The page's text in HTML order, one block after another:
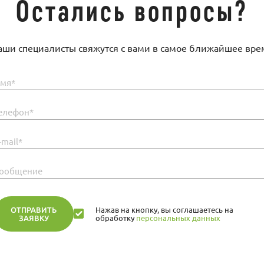
Остались вопросы?
специалисты свяжутся с вами в самое ближайшее
mail*
ОТПРАВИТЬ
ЗАЯВКУ
Нажав на кнопку, вы соглашаетесь на
обработкуперсональных данных